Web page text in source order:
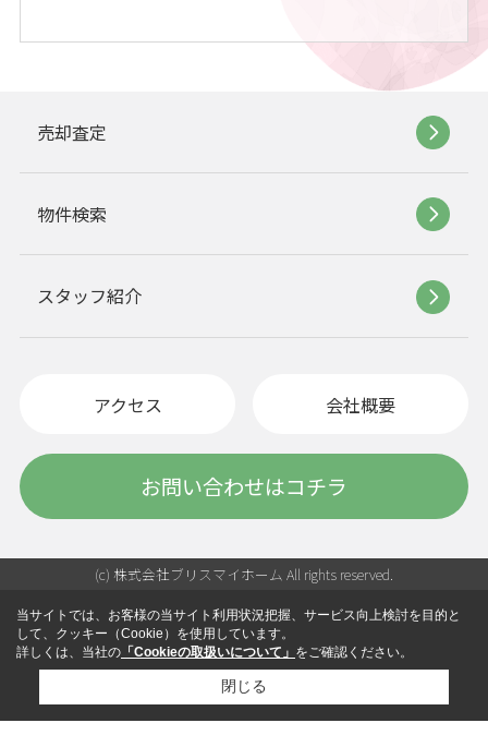
売却査定
物件検索
スタッフ紹介
アクセス 会社概要
お問い合わせはコチラ
(c) 株式会社ブリスマイホーム All rights reserved.
当サイトでは、お客様の当サイト利用状況把握、サービス向上検討を目的と
して、クッキー（Cookie）を使用しています。
詳しくは、当社の 「Cookieの取扱いについて」 をご確認ください。
閉じる